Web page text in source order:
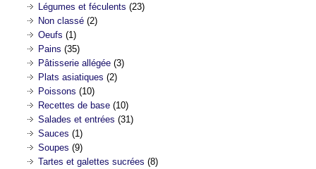
Légumes et féculents (23)
Non classé (2)
Oeufs (1)
Pains (35)
Pâtisserie allégée (3)
Plats asiatiques (2)
Poissons (10)
Recettes de base (10)
Salades et entrées (31)
Sauces (1)
Soupes (9)
Tartes et galettes sucrées (8)